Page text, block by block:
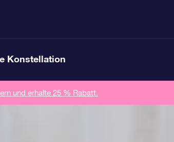
Konstellation
und erhalte 25 % Rabatt.